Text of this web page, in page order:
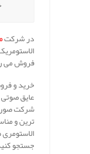
در شرکت
فروش می
خرید و
عایق
شرکت
ترین و
جستجو